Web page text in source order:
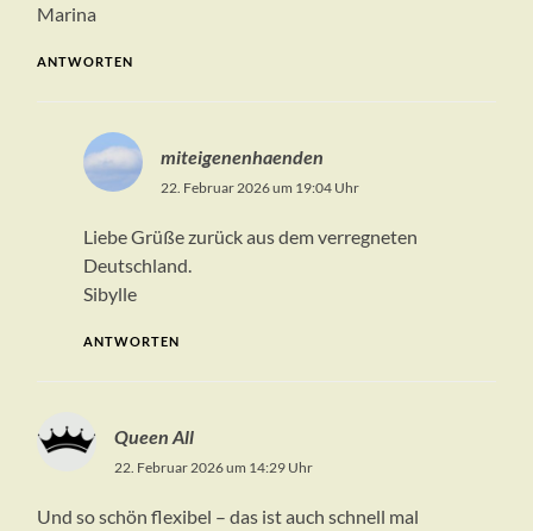
Marina
ANTWORTEN
miteigenenhaenden
22. Februar 2026 um 19:04 Uhr
Liebe Grüße zurück aus dem verregneten
Deutschland.
Sibylle
ANTWORTEN
Queen All
22. Februar 2026 um 14:29 Uhr
Und so schön flexibel – das ist auch schnell mal